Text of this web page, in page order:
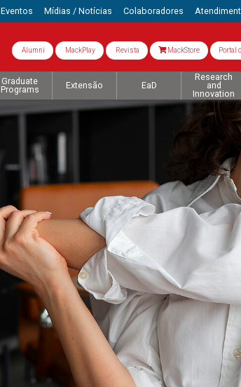
Eventos Mídias / Notícias Colaboradores
Alumni MackPlay Revista MackStore Portal
Graduate
Programs
Extensão EaD
Research
and
Innovation